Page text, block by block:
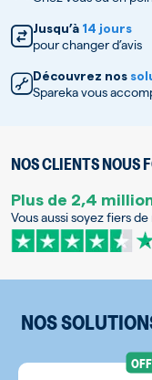
Jusqu’à 14 jours
pour changer d’avis
Découvrez nos
Spareka vous
NOS CLIENTS NOUS
Plus de 2,4
Vous aussi soyez fiers
NOS